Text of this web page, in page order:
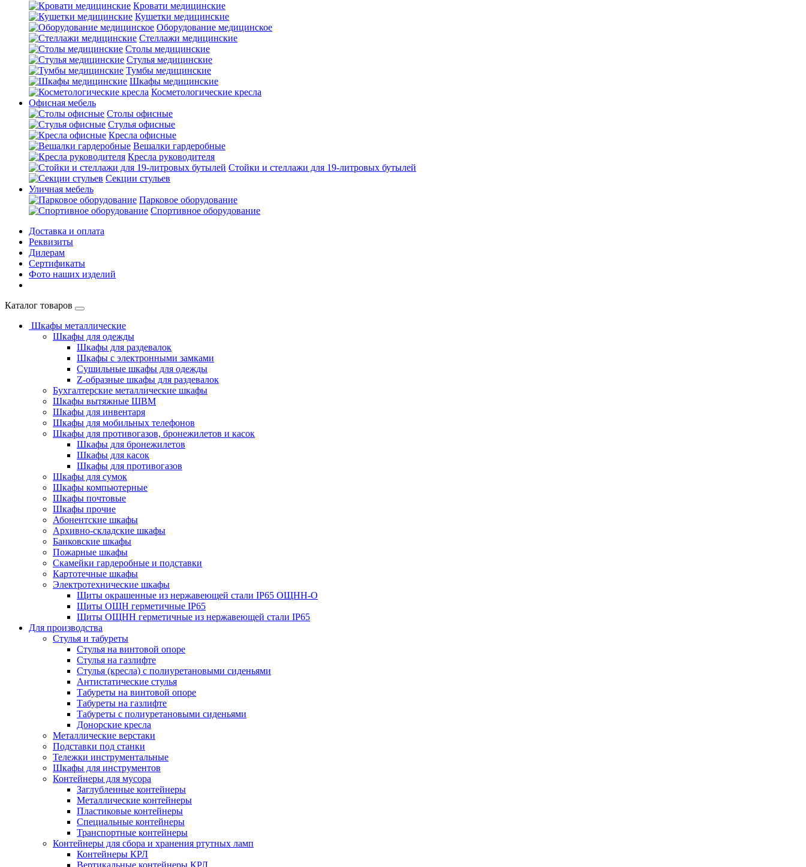
Кровати медицинские
Кушетки медицинские
Оборудование медицинское
Стеллажи медицинские
Столы медицинские
Стулья медицинские
Тумбы медицинские
Шкафы медицинские
Косметологические кресла
Офисная мебель
Столы офисные
Стулья офисные
Кресла офисные
Вешалки гардеробные
Кресла руководителя
Стойки и стеллажи для 19-литровых бутылей
Секции стульев
Уличная мебель
Парковое оборудование
Спортивное оборудование
Доставка и оплата
Реквизиты
Дилерам
Сертификаты
Фото наших изделий
Каталог товаров
Шкафы металлические
Шкафы для одежды
Шкафы для раздевалок
Шкафы с электронными замками
Cушильные шкафы для одежды
Z-образные шкафы для раздевалок
Бухгалтерские металлические шкафы
Шкафы вытяжные ШВМ
Шкафы для инвентаря
Шкафы для мобильных телефонов
Шкафы для противогазов, бронежилетов и касок
Шкафы для бронежилетов
Шкафы для касок
Шкафы для противогазов
Шкафы для сумок
Шкафы компьютерные
Шкафы почтовые
Шкафы прочие
Абонентские шкафы
Архивно-складские шкафы
Банковские шкафы
Пожарные шкафы
Скамейки гардеробные и подставки
Картотечные шкафы
Электротехнические шкафы
Щиты окрашенные из нержавеющей стали IP65 ОЩНН-О
Щиты ОЩН герметичные IP65
Щиты ОЩНН герметичные из нержавеющей стали IP65
Для производства
Стулья и табуреты
Стулья на винтовой опоре
Стулья на газлифте
Стулья (кресла) с полиуретановыми сиденьями
Антистатические стулья
Табуреты на винтовой опоре
Табуреты на газлифте
Табуреты с полиуретановыми сиденьями
Донорские кресла
Металлические верстаки
Подставки под станки
Тележки инструментальные
Шкафы для инструментов
Контейнеры для мусора
Заглубленные контейнеры
Металлические контейнеры
Пластиковые контейнеры
Специальные контейнеры
Транспортные контейнеры
Контейнеры для сбора и хранения ртутных ламп
Контейнеры КРЛ
Вертикальные контейнеры КРЛ